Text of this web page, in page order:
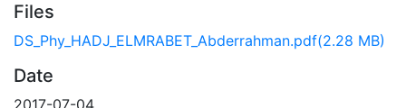
Files
DS_Phy_HADJ_ELMRABET_Abderrahman.pdf(2.28 MB)
Date